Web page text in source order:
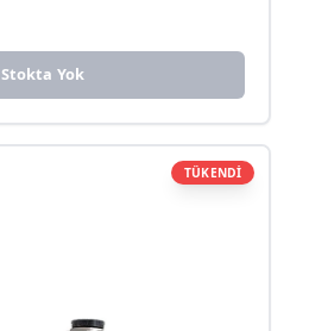
Stokta Yok
TÜKENDİ